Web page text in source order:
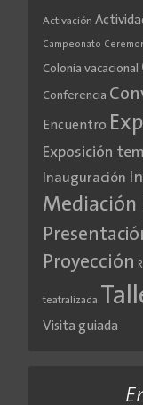
Activación
Campeonato
Colonia vacacional
Conferencia
Encuentro
Exposición
Inauguración
Mediación
Proyección
teatralizada
Visita guiada